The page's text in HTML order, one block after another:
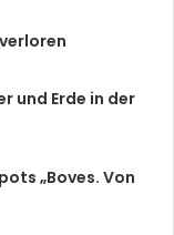
und Erde in der
„Boves. Von